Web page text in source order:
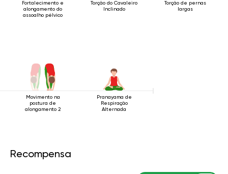
Fortalecimento e
alongamento do
assoalho pélvico
Torção do Cavaleiro
Inclinado
Torção de pernas
largas
Movimento na
postura de
alongamento 2
Pranayama de
Respiração
Alternada
Recompensa